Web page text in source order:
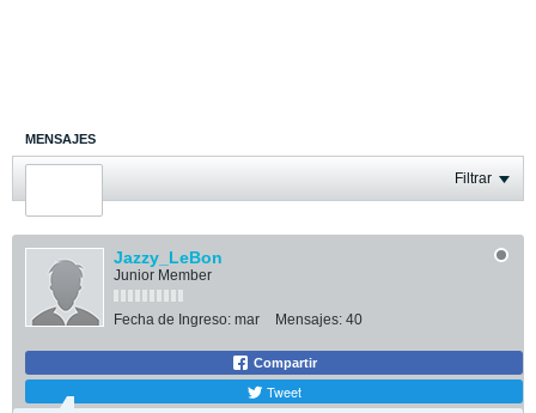
MENSAJES
ÚLTIMA ACTIVIDAD Filtrar
Jazzy_LeBon
Junior Member
Fecha de Ingreso: mar Mensajes: 40
Compartir
Tweet